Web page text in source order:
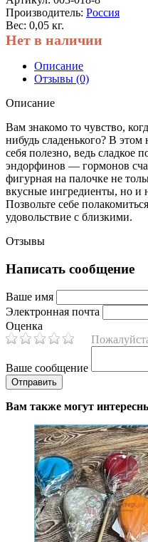
Производитель: Россия
Вес: 0,05 кг.
Нет в наличии
Описание
Отзывы (0)
Описание
Вам знакомо то чувство,
нибудь сладенького? В этом
себя полезно, ведь сладкое
эндорфинов — гормонов
фигурная на палочке не
вкусные ингредиенты, но и
Позвольте себе
удовольствие с близкими.
Отзывы
Написать сообщение
Ваше имя
Электронная почта
Оценка
Ваше сообщение
Вам также могут